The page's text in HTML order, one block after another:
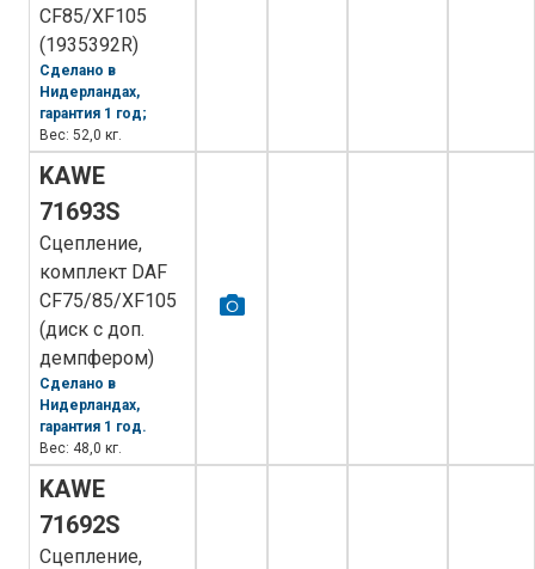
CF85/XF105
(1935392R)
Сделано в
Нидерландах,
гарантия 1 год;
Вес: 52,0 кг.
KAWE
71693S
Сцепление,
комплект DAF
CF75/85/XF105
(диск с доп.
демпфером)
Сделано в
Нидерландах,
гарантия 1 год.
Вес: 48,0 кг.
KAWE
71692S
Сцепление,